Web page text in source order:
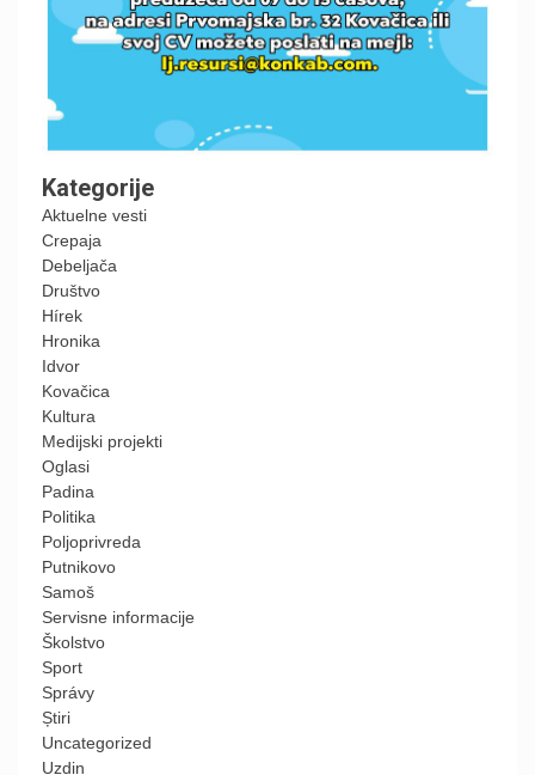
Kategorije
Aktuelne vesti
Crepaja
Debeljača
Društvo
Hírek
Hronika
Idvor
Kovačica
Kultura
Medijski projekti
Oglasi
Padina
Politika
Poljoprivreda
Putnikovo
Samoš
Servisne informacije
Školstvo
Sport
Správy
Știri
Uncategorized
Uzdin